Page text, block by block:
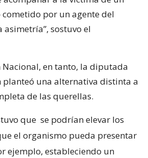
por un agente del
asimetría”, sostuvo el
Nacional, en tanto, la diputada
planteó una alternativa distinta a
de las querellas.
que se podrían elevar los
el organismo pueda presentar
ejemplo, estableciendo un